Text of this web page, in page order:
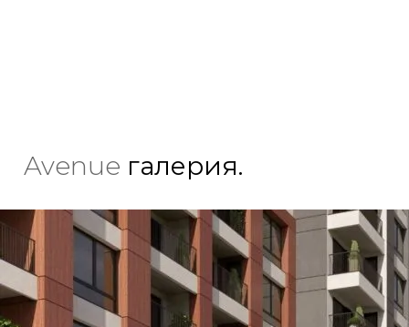
Avenue галерия.